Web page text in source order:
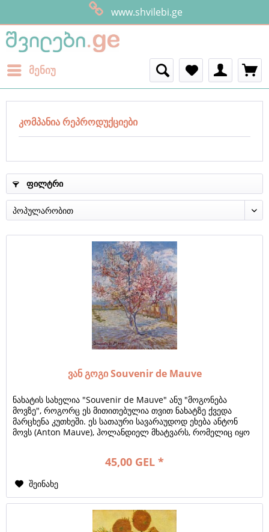
მენიუ
კომპანია რეპროდუქციები
ფილტრი
ვან გოგი Souvenir de Mauve
ნახატის სახელია "Souvenir de Mauve" ანუ "მოგონება
მოვზე", როგორც ეს მითითებულია თვით ნახატზე ქვედა
მარცხენა კუთხეში. ეს სათაური სავარაუდოდ ეხება ანტონ
მოვს (Anton Mauve), ჰოლანდიელ მხატვარს, რომელიც იყო
45,00 GEL *
შეინახე